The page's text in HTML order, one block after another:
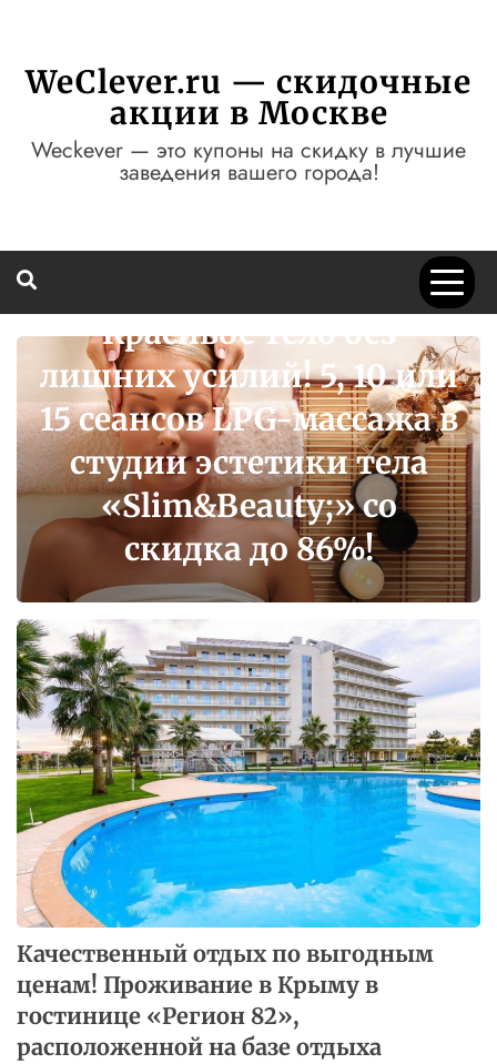
содержимому
WeClever.ru — скидочные
акции в Москве
Weckever — это купоны на скидку в лучшие
заведения вашего города!
или
в
Неповторимый
все случаи жизни.
Мастер-класс по
Up, курс «Сам себе
визажист» или
курс в школе
«Pretty Woman» со
скидкой до 90%!
Качественный отдых по выгодным
ценам! Проживание в Крыму в
гостинице «Регион 82»,